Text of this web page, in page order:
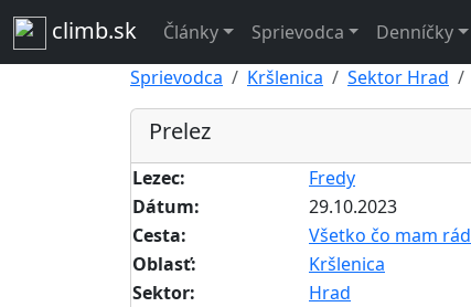
climb.sk Články Sprievodca Denníčky
Sprievodca
Kršlenica Sektor Hrad
Prelez
Lezec:
Fredy
Dátum:
29.10.2023
Cesta:
Všetko čo mam rád
Oblasť:
Kršlenica
Sektor:
Hrad